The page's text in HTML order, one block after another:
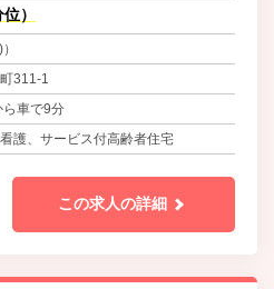
ます。
）
311-1
ら車で9分
護、サービス付高齢者住宅
この求人の詳細